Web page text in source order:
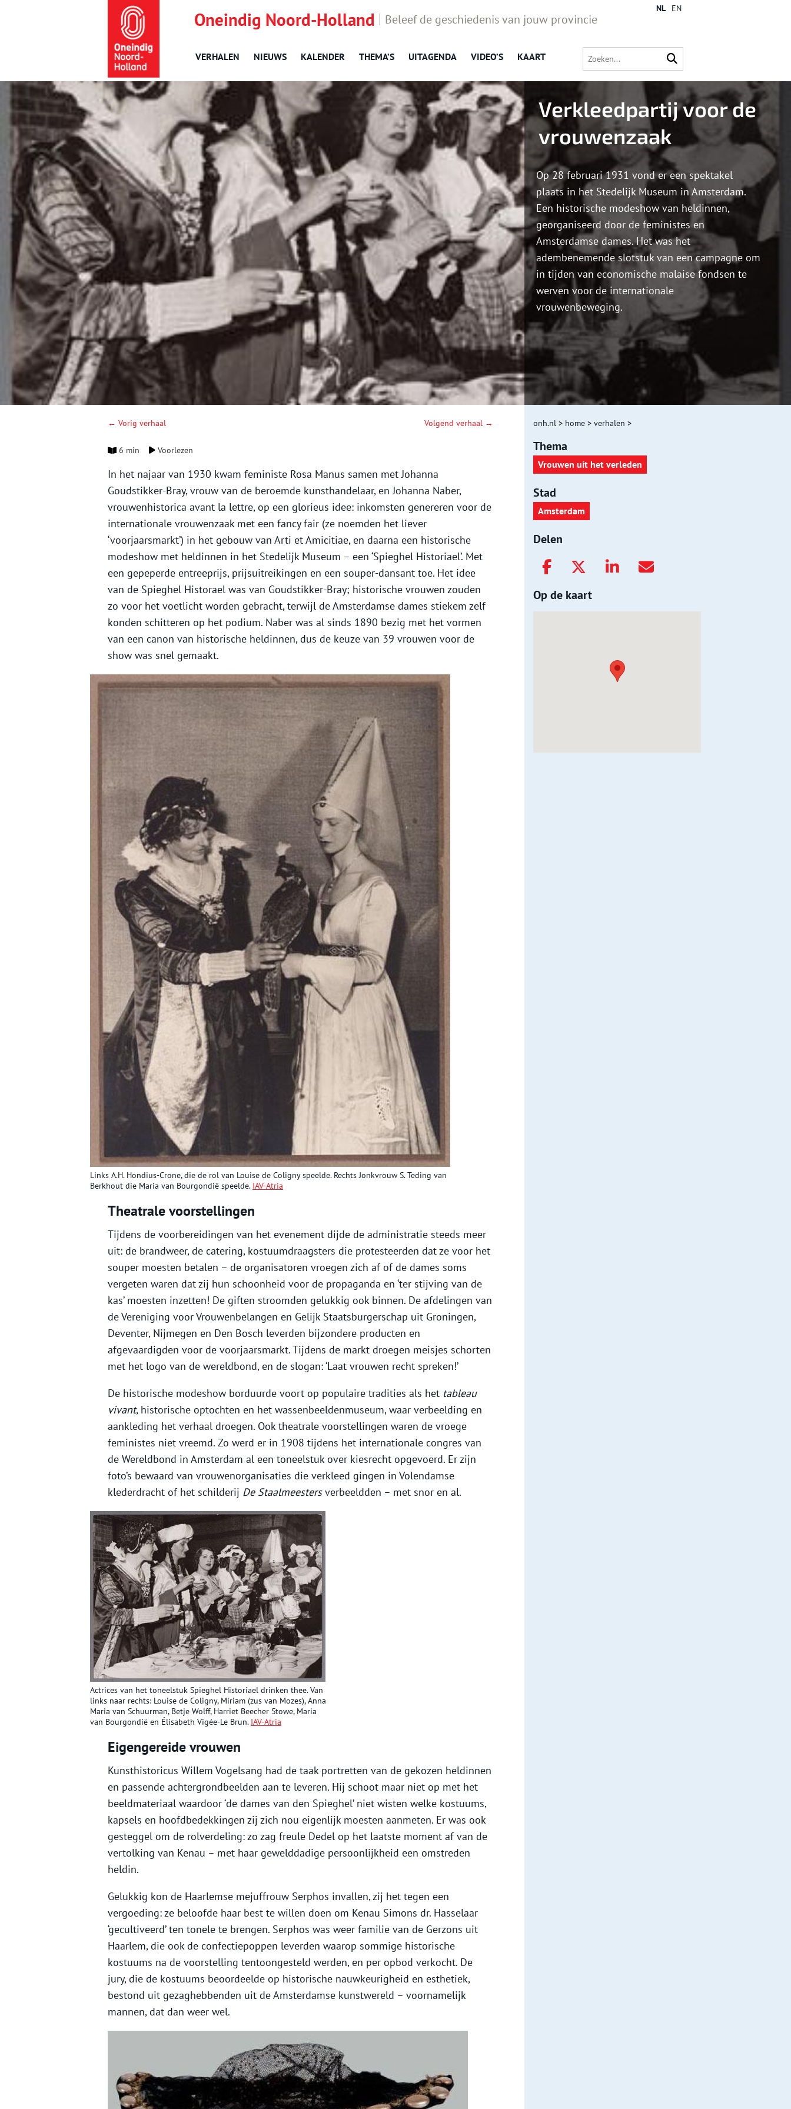
Oneindig Noord-Holland Beleef de geschiedenis van jouw provincie
VERHALEN NIEUWS KALENDER THEMA’S UITAGENDA VIDEO’S KAART
NL EN
Ver­kleed­par­tij voor de
vrou­wen­zaak
Op 28 februari 1931 vond er een spektakel
plaats in het Stedelijk Museum in Amsterdam.
Een historische modeshow van heldinnen,
georganiseerd door de feministes en
Amsterdamse dames. Het was het
adembenemende slotstuk van een campagne om
in tijden van economische malaise fondsen te
werven voor de internationale
vrouwenbeweging.
← Vorig verhaal Volgend verhaal →
6 min Voorlezen
In het najaar van 1930 kwam feministe Rosa Manus samen met Johanna
Goudstikker-Bray, vrouw van de beroemde kunsthandelaar, en Johanna Naber,
vrouwenhistorica avant la lettre, op een glorieus idee: inkomsten genereren voor de
internationale vrouwenzaak met een fancy fair (ze noemden het liever
‘voorjaarsmarkt’) in het gebouw van Arti et Amicitiae, en daarna een historische
modeshow met heldinnen in het Stedelijk Museum – een ‘Spieghel Historiael’. Met
een gepeperde entreeprijs, prijsuitreikingen en een souper-dansant toe. Het idee
van de Spieghel Historael was van Goudstikker-Bray; historische vrouwen zouden
zo voor het voetlicht worden gebracht, terwijl de Amsterdamse dames stiekem zelf
konden schitteren op het podium. Naber was al sinds 1890 bezig met het vormen
van een canon van historische heldinnen, dus de keuze van 39 vrouwen voor de
show was snel gemaakt.
Links A.H. Hondius-Crone, die de rol van Louise de Coligny speelde. Rechts Jonkvrouw S. Teding van
Berkhout die Maria van Bourgondië speelde. IAV-Atria
Theatrale voorstellingen
Tijdens de voorbereidingen van het evenement dijde de administratie steeds meer
uit: de brandweer, de catering, kostuumdraagsters die protesteerden dat ze voor het
souper moesten betalen – de organisatoren vroegen zich af of de dames soms
vergeten waren dat zij hun schoonheid voor de propaganda en ‘ter stijving van de
kas’ moesten inzetten! De giften stroomden gelukkig ook binnen. De afdelingen van
de Vereniging voor Vrouwenbelangen en Gelijk Staatsburgerschap uit Groningen,
Deventer, Nijmegen en Den Bosch leverden bijzondere producten en
afgevaardigden voor de voorjaarsmarkt. Tijdens de markt droegen meisjes schorten
met het logo van de wereldbond, en de slogan: ‘Laat vrouwen recht spreken!’
De historische modeshow borduurde voort op populaire tradities als het tableau
vivant, historische optochten en het wassenbeeldenmuseum, waar verbeelding en
aankleding het verhaal droegen. Ook theatrale voorstellingen waren de vroege
feministes niet vreemd. Zo werd er in 1908 tijdens het internationale congres van
de Wereldbond in Amsterdam al een toneelstuk over kiesrecht opgevoerd. Er zijn
foto’s bewaard van vrouwenorganisaties die verkleed gingen in Volendamse
klederdracht of het schilderij De Staalmeestersverbeeldden – met snor en al.
Actrices van het toneelstuk Spieghel Historiael drinken thee. Van
links naar rechts: Louise de Coligny, Miriam (zus van Mozes), Anna
Maria van Schuurman, Betje Wolff, Harriet Beecher Stowe, Maria
van Bourgondië en Élisabeth Vigée-Le Brun. IAV-Atria
Eigengereide vrouwen
Kunsthistoricus Willem Vogelsang had de taak portretten van de gekozen heldinnen
en passende achtergrondbeelden aan te leveren. Hij schoot maar niet op met het
beeldmateriaal waardoor ‘de dames van den Spieghel’ niet wisten welke kostuums,
kapsels en hoofdbedekkingen zij zich nou eigenlijk moesten aanmeten. Er was ook
gesteggel om de rolverdeling: zo zag freule Dedel op het laatste moment af van de
vertolking van Kenau – met haar gewelddadige persoonlijkheid een omstreden
heldin.
Gelukkig kon de Haarlemse mejuffrouw Serphos invallen, zij het tegen een
vergoeding: ze beloofde haar best te willen doen om Kenau Simons dr. Hasselaar
‘gecultiveerd’ ten tonele te brengen. Serphos was weer familie van de Gerzons uit
Haarlem, die ook de confectiepoppen leverden waarop sommige historische
kostuums na de voorstelling tentoongesteld werden, en per opbod verkocht. De
jury, die de kostuums beoordeelde op historische nauwkeurigheid en esthetiek,
bestond uit gezaghebbenden uit de Amsterdamse kunstwereld – voornamelijk
mannen, dat dan weer wel.
onh.nl > home > verhalen >
Thema
Vrouwen uit het verleden
Stad
Amsterdam
Delen
Op de kaart